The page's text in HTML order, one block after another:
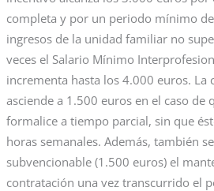
completa y por un periodo mínimo
ingresos de la unidad familiar no
veces el Salario Mínimo
incrementa hasta los 4.000 euros. La
asciende a 1.500 euros en el caso de
formalice a tiempo parcial, sin que
horas semanales. Además, también
subvencionable (1.500 euros) el
contratación una vez transcurrido el